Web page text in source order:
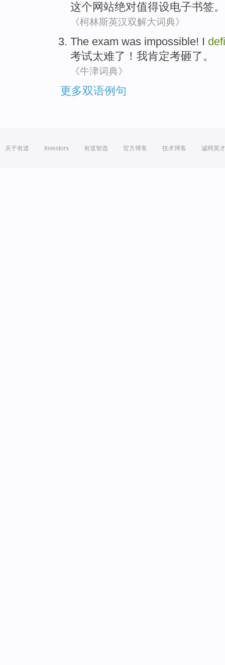
这个网站绝对值得设电子书签。
《柯林斯英汉双解大词典》
The exam was impossible! I
考试太难了！ 我肯定考砸了。
《牛津词典》
更多双语例句
关于有道 Investors 有道智选 官方博客 技术博客 诚聘英才